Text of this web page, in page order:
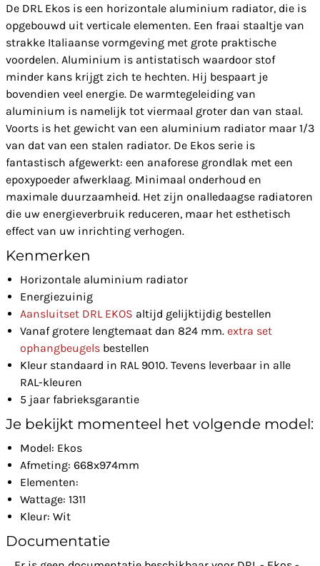
De DRL Ekos is een horizontale aluminium radiator, die is
opgebouwd uit verticale elementen. Een fraai staaltje van
strakke Italiaanse vormgeving met grote praktische
voordelen. Aluminium is antistatisch waardoor stof
minder kans krijgt zich te hechten. Hij bespaart je
bovendien veel energie. De warmtegeleiding van
aluminium is namelijk tot viermaal groter dan van staal.
Voorts is het gewicht van een aluminium radiator maar 1/3
van dat van een stalen radiator. De Ekos serie is
fantastisch afgewerkt: een anaforese grondlak met een
epoxypoeder afwerklaag. Minimaal onderhoud en
maximale duurzaamheid. Het zijn onalledaagse radiatoren
die uw energieverbruik reduceren, maar het esthetisch
effect van uw inrichting verhogen.
Kenmerken
Horizontale aluminium radiator
Energiezuinig
Aansluitset DRL EKOS altijd gelijktijdig bestellen
Vanaf grotere lengtemaat dan 824 mm. extra set
ophangbeugels bestellen
Kleur standaard in RAL 9010. Tevens leverbaar in alle
RAL-kleuren
5 jaar fabrieksgarantie
Je bekijkt momenteel het volgende model:
Model: Ekos
Afmeting: 668x974mm
Elementen:
Wattage: 1311
Kleur: Wit
Documentatie